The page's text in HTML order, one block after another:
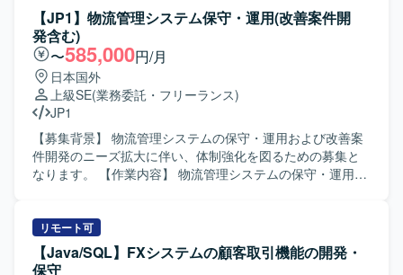
COBOL（COBOL2002開発マネージャ、OpenCOBOL）を
使用し、Javaソース確認用にEclipseを利用します。インフ
ラはAWS環境上でAurora / PostgreSQLを使用し、OSは
Windowsとなります。JP1を用いたジョブ管理も行います。
アプリチームからの依頼に基づき、AWSリソースの追加・
修正やOS・ミドルウェアの修正を実施していただきます。
調査により判明したシステム課題に対し、AWSリソースの
追加・修正やOS・ミドルウェアの修正、Windows Server上
で動作するスクリプトの修正など改善対応を行っていただ
きます。 AWS環境の構築や設定変更はIaC（Infrastructure
as Code）で実施しており、Terraformを用いた構築・変更
作業に携わっていただきます。 プロジェクト全体の状況に
応じて、他チームが担当するタスクのヘルプに入っていた
だく場合があります。 【求める人物像】 顧客担当者や他ベ
メンバーと情報共有を行いながら、改善提案や課題解決に
前向きに取り組んでいただける方を歓迎いたします。 【ポ
ジションの魅力】 教育事業向けシステムのAWS基盤保守・
【JP1】物流管理システム保守・運用(改善案件開
発含む)
〜585,000円/月
日本国外
上級SE(業務委託・フリーランス)
JP1
【募集背景】 物流管理システムの保守・運用および改善案
件開発のニーズ拡大に伴い、体制強化を図るための募集と
なります。 【作業内容】 物流管理システムの保守・運用業
だきます。ユーザーからの問い合わせ内容をもとにした調
査や不具合対応、改善提案なども行っていただきます。
【求める人物像】 ユーザーの立場に立って課題を整理し、
リモート可
【Java/SQL】FXシステムの顧客取引機能の開発・
保守